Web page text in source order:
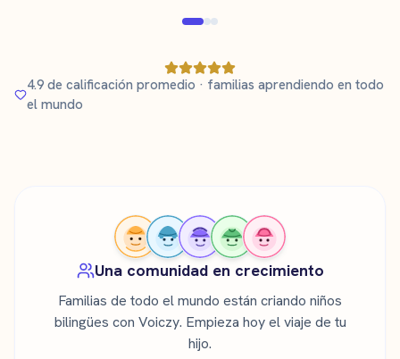
4.9 de calificación promedio · familias aprendiendo en todo
el mundo
Una comunidad en crecimiento
Familias de todo el mundo están criando niños
bilingües con Voiczy. Empieza hoy el viaje de tu
hijo.